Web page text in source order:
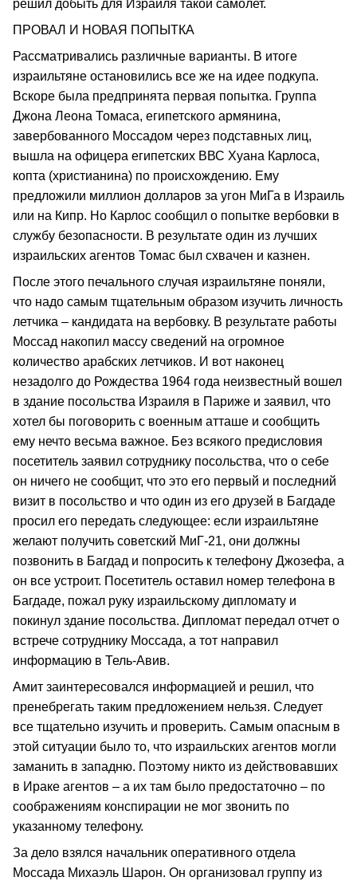
решил добыть для Израиля такой самолет.
ПРОВАЛ И НОВАЯ ПОПЫТКА
Рассматривались различные варианты. В итоге
израильтяне остановились все же на идее подкупа.
Вскоре была предпринята первая попытка. Группа
Джона Леона Томаса, египетского армянина,
завербованного Моссадом через подставных лиц,
вышла на офицера египетских ВВС Хуана Карлоса,
копта (христианина) по происхождению. Ему
предложили миллион долларов за угон МиГа в Израиль
или на Кипр. Но Карлос сообщил о попытке вербовки в
службу безопасности. В результате один из лучших
израильских агентов Томас был схвачен и казнен.
После этого печального случая израильтяне поняли,
что надо самым тщательным образом изучить личность
летчика – кандидата на вербовку. В результате работы
Моссад накопил массу сведений на огромное
количество арабских летчиков. И вот наконец
незадолго до Рождества 1964 года неизвестный вошел
в здание посольства Израиля в Париже и заявил, что
хотел бы поговорить с военным атташе и сообщить
ему нечто весьма важное. Без всякого предисловия
посетитель заявил сотруднику посольства, что о себе
он ничего не сообщит, что это его первый и последний
визит в посольство и что один из его друзей в Багдаде
просил его передать следующее: если израильтяне
желают получить советский МиГ-21, они должны
позвонить в Багдад и попросить к телефону Джозефа, а
он все устроит. Посетитель оставил номер телефона в
Багдаде, пожал руку израильскому дипломату и
покинул здание посольства. Дипломат передал отчет о
встрече сотруднику Моссада, а тот направил
информацию в Тель-Авив.
Амит заинтересовался информацией и решил, что
пренебрегать таким предложением нельзя. Следует
все тщательно изучить и проверить. Самым опасным в
этой ситуации было то, что израильских агентов могли
заманить в западню. Поэтому никто из действовавших
в Ираке агентов – а их там было предостаточно – по
соображениям конспирации не мог звонить по
указанному телефону.
За дело взялся начальник оперативного отдела
Моссада Михаэль Шарон. Он организовал группу из